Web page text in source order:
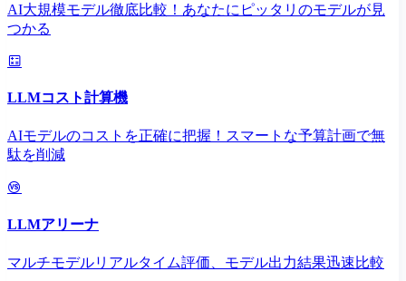
AI大規模モデル徹底比較！あなたにピッタリのモデルが見
つかる
LLMコスト計算機
AIモデルのコストを正確に把握！スマートな予算計画で無
駄を削減
LLMアリーナ
マルチモデルリアルタイム評価、モデル出力結果迅速比較